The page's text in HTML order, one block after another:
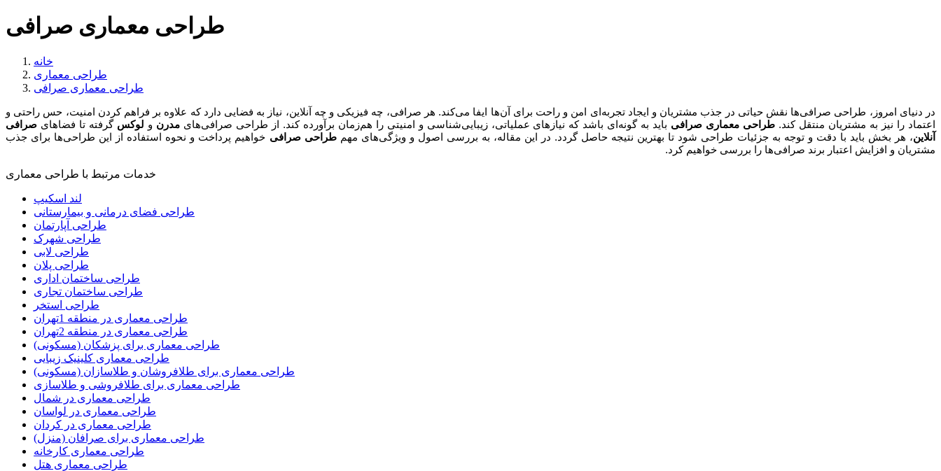
طراحی معماری صرافی
خانه
طراحی معماری
طراحی معماری صرافی
در دنیای امروز، طراحی صرافی‌ها نقش حیاتی در جذب مشتریان و ایجاد تجربه‌ای امن و راحت برای آن‌ها ایفا می‌کند. هر صرافی، چه فیزیکی و چه آنلاین، نیاز به فضایی دارد که علاوه بر فراهم کردن امنیت، حس راحتی و
اعتماد را نیز به مشتریان منتقل کند. طراحی معماری صرافی باید به گونه‌ای باشد که نیازهای عملیاتی، زیبایی‌شناسی و امنیتی را هم‌زمان برآورده کند. از طراحی صرافی‌هایمدرن و لوکس گرفته تا فضاهای صرافی
آنلاین، هر بخش باید با دقت و توجه به جزئیات طراحی شود تا بهترین نتیجه حاصل گردد. در این مقاله، به بررسی اصول و ویژگی‌های مهمطراحی صرافی خواهیم پرداخت و نحوه استفاده از این طراحی‌ها برای جذب
مشتریان و افزایش اعتبار برند صرافی‌ها را بررسی خواهیم کرد.
خدمات مرتبط با طراحی معماری
لند اسکیپ
طراحی فضای درمانی و بیمارستانی
طراحی آپارتمان
طراحی شهرک
طراحی لابی
طراحی پلان
طراحی ساختمان اداری
طراحی ساختمان تجاری
طراحی استخر
طراحی معماری در منطقه 1تهران
طراحی معماری در منطقه 2تهران
طراحی معماری برای پزشکان (مسکونی)
طراحی معماری کلینیک زیبایی
طراحی معماری برای طلافروشان و طلاسازان (مسکونی)
طراحی معماری برای طلافروشی و طلاسازی
طراحی معماری در شمال
طراحی معماری در لواسان
طراحی معماری در کردان
طراحی معماری برای صرافان (منزل)
طراحی معماری کارخانه
طراحی معماری هتل